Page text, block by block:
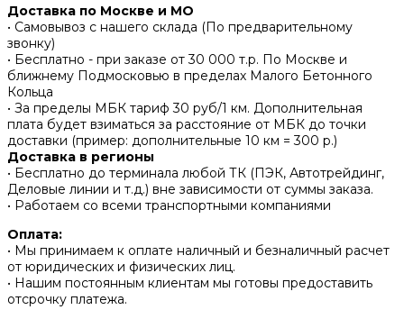
Доставка по Москве и МО
• Самовывоз с нашего склада (По предварительному
звонку)
• Бесплатно - при заказе от 30 000 т.р. По Москве и
ближнему Подмосковью в пределах Малого Бетонного
Кольца
• За пределы МБК тариф 30 руб/1 км. Дополнительная
плата будет взиматься за расстояние от МБК до точки
доставки (пример: дополнительные 10 км = 300 р.)
Доставка в регионы
• Бесплатно до терминала любой ТК (ПЭК, Автотрейдинг,
Деловые линии и т.д.) вне зависимости от суммы заказа.
• Работаем со всеми транспортными компаниями
Оплата:
• Мы принимаем к оплате наличный и безналичный расчет
от юридических и физических лиц.
• Нашим постоянным клиентам мы готовы предоставить
отсрочку платежа.